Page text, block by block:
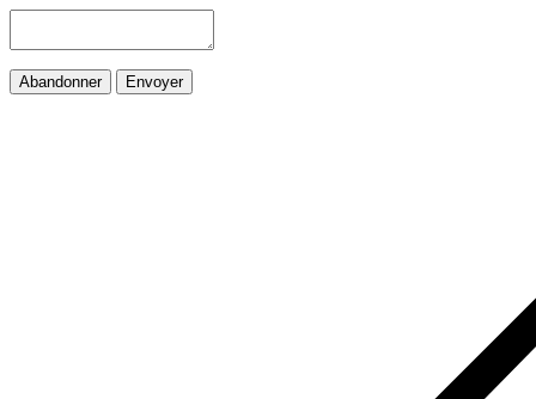
Abandonner Envoyer